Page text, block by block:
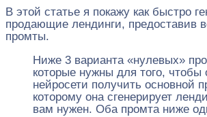
В этой статье я покажу как быстро
продающие лендинги, предоставив
промты.
Ниже 3 варианта «нулевых»
которые нужны для того, чтобы
нейросети получить основной
которому она сгенерирует
вам нужен. Оба промта ниже